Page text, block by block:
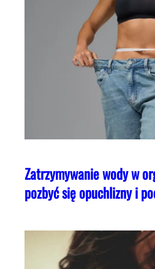
Zatrzymywanie wody w
pozbyć się opuchlizny i